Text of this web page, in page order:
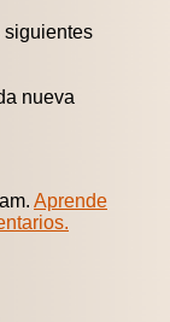
siguientes
nueva
Aprende